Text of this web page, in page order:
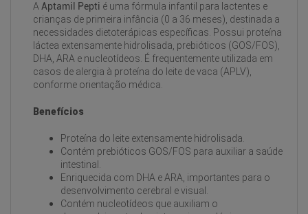
AAptamil Pepti é uma fórmula infantil para lactentes e
crianças de primeira infância (0 a 36 meses), destinada a
necessidades dietoterápicas específicas. Possui proteína
láctea extensamente hidrolisada, prebióticos (GOS/FOS),
DHA, ARA e nucleotídeos. É frequentemente utilizada em
casos de alergia à proteína do leite de vaca (APLV),
conforme orientação médica.
Benefícios
Proteína do leite extensamente hidrolisada.
Contém prebióticos GOS/FOS para auxiliar a saúde
intestinal.
Enriquecida com DHA e ARA, importantes para o
desenvolvimento cerebral e visual.
Contém nucleotídeos que auxiliam o